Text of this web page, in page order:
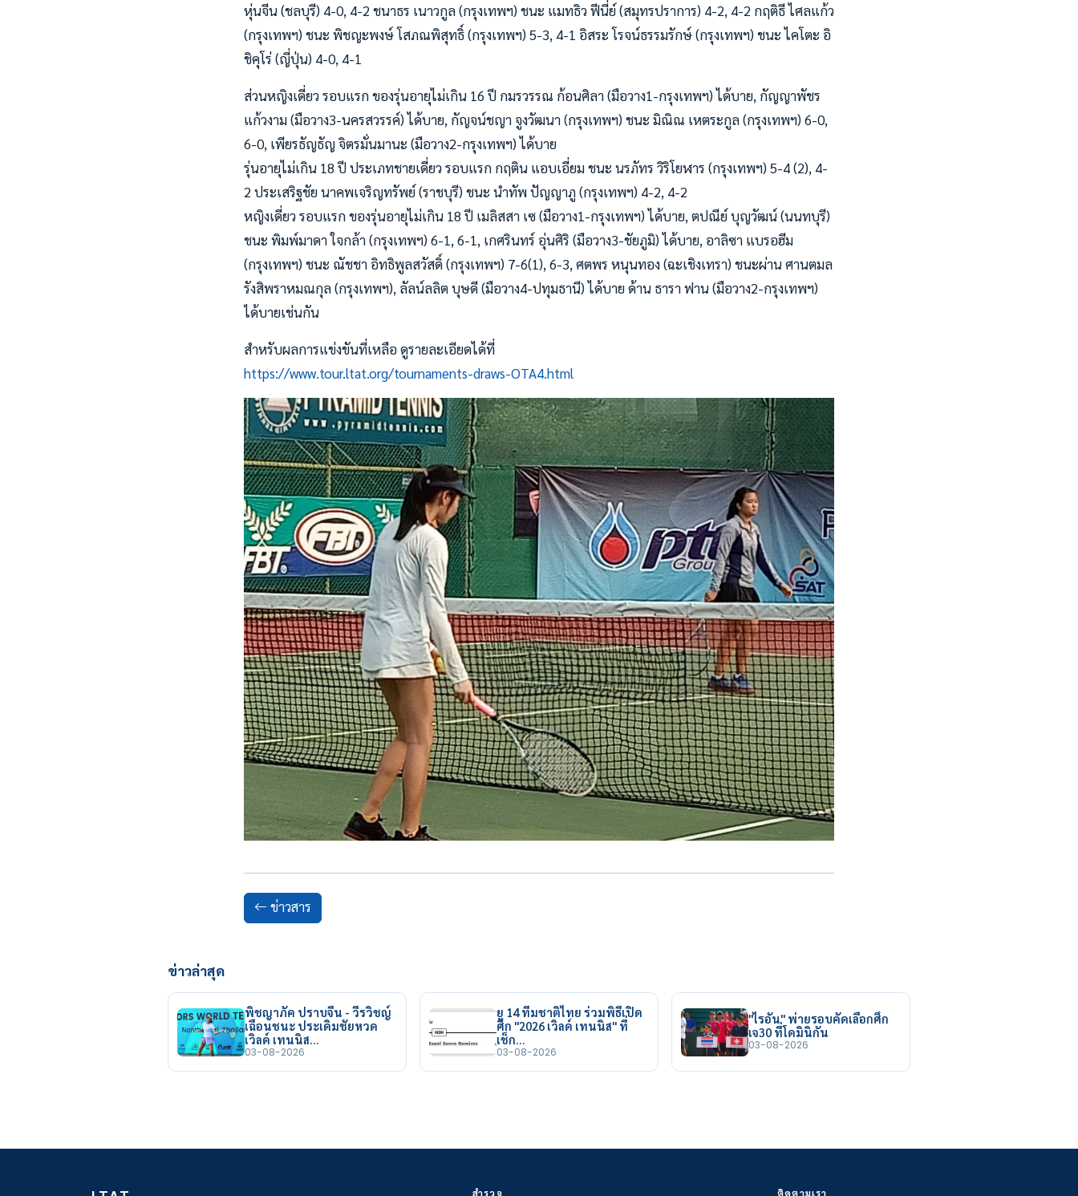
หุ่นจีน (ชลบุรี) 4-0, 4-2 ชนาธร เนาวกูล (กรุงเทพฯ) ชนะ แมทธิว ฟีนี่ย์ (สมุทรปราการ) 4-2, 4-2 กฤติธี ไศลแก้ว
(กรุงเทพฯ) ชนะ พิชญะพงษ์ โสภณพิสุทธิ์ (กรุงเทพฯ) 5-3, 4-1 อิสระ โรจน์ธรรมรักษ์ (กรุงเทพฯ) ชนะ ไคโตะ อิ
ชิคุโร่ (ญี่ปุ่น) 4-0, 4-1
ส่วนหญิงเดี่ยว รอบแรก ของรุ่นอายุไม่เกิน 16 ปี กมรวรรณ ก้อนศิลา (มือวาง1-กรุงเทพฯ) ได้บาย, กัญญาพัชร
แก้วงาม (มือวาง3-นครสวรรค์) ได้บาย, กัญจน์ชญา จูงวัฒนา (กรุงเทพฯ) ชนะ มิณิณ เหตระกูล (กรุงเทพฯ) 6-0,
6-0, เพียรธัญธัญ จิตรมั่นมานะ (มือวาง2-กรุงเทพฯ) ได้บาย
รุ่นอายุไม่เกิน 18 ปี ประเภทชายเดี่ยว รอบแรก กฤติน แอบเอี่ยม ชนะ นรภัทร วิริโยฬาร (กรุงเทพฯ) 5-4 (2), 4-
2 ประเสริฐชัย นาคพเจริญทรัพย์ (ราชบุรี) ชนะ นำทัพ ปัญญาภู (กรุงเทพฯ) 4-2, 4-2
หญิงเดี่ยว รอบแรก ของรุ่นอายุไม่เกิน 18 ปี เมลิสสา เซ (มือวาง1-กรุงเทพฯ) ได้บาย, ตปณีย์ บุญวัฒน์ (นนทบุรี)
ชนะ พิมพ์มาดา ใจกล้า (กรุงเทพฯ) 6-1, 6-1, เกศรินทร์ อุ่นศิริ (มือวาง3-ชัยภูมิ) ได้บาย, อาลิซา แบรอฮีม
(กรุงเทพฯ) ชนะ ณัชชา อิทธิพูลสวัสดิ์ (กรุงเทพฯ) 7-6(1), 6-3, ศตพร หนุนทอง (ฉะเชิงเทรา) ชนะผ่าน ศานตมล
รังสิพราหมณกุล (กรุงเทพฯ), ลัลน์ลลิต บุษดี (มือวาง4-ปทุมธานี) ได้บาย ด้าน ธารา ฟาน (มือวาง2-กรุงเทพฯ)
ได้บายเช่นกัน
สำหรับผลการแข่งขันที่เหลือ ดูรายละเอียดได้ที่
https://www.tour.ltat.org/tournaments-draws-OTA4.html
ข่าวสาร
ข่าวล่าสุด
พิชญาภัค ปราบจีน - วีรวิชญ์
เฉือนชนะ ประเดิมชัยหวด
เวิลด์ เทนนิส…
03-08-2026
ยู 14 ทีมชาติไทย ร่วมพิธีเปิด
ศึก "2026 เวิลด์ เทนนิส" ที่
เช็ก…
03-08-2026
"ไรอัน" พ่ายรอบคัดเลือกศึก
เจ30 ที่โดมินิกัน
03-08-2026